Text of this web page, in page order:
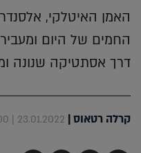
האמן האיטלקי,
החמים של היום
דרך אסתטיקה שנונה
קרלה רטאוס|
23.01.2022 | 10:00